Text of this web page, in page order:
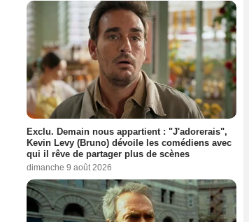
Exclu. Demain nous appartient : "J'adorerais",
Kevin Levy (Bruno) dévoile les comédiens avec
qui il rêve de partager plus de scènes
dimanche 9 août 2026